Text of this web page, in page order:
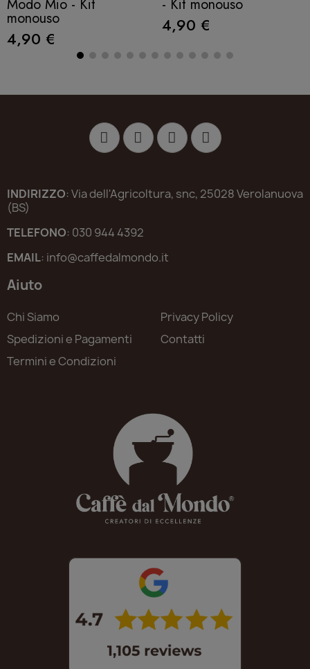
Modo Mio - Kit
monouso
4,90 €
- Kit monouso
4,90 €
INDIRIZZO: Via dell'Agricoltura, snc, 25028 Verolanuova
(BS)
TELEFONO: 030 944 4392
EMAIL: info@caffedalmondo.it
Aiuto
Chi Siamo
Spedizioni e Pagamenti
Termini e Condizioni
Privacy Policy
Contatti